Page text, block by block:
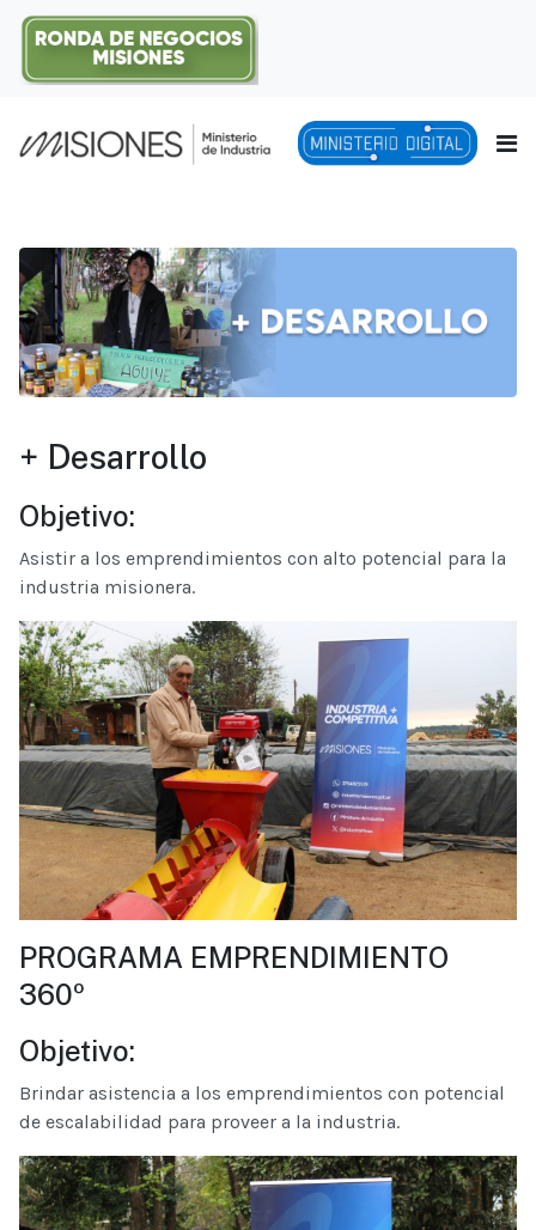
+ Desarrollo
Objetivo:
Asistir a los emprendimientos con alto potencial para la
industria misionera.
PROGRAMA EMPRENDIMIENTO
360º
Objetivo:
Brindar asistencia a los emprendimientos con potencial
de escalabilidad para proveer a la industria.